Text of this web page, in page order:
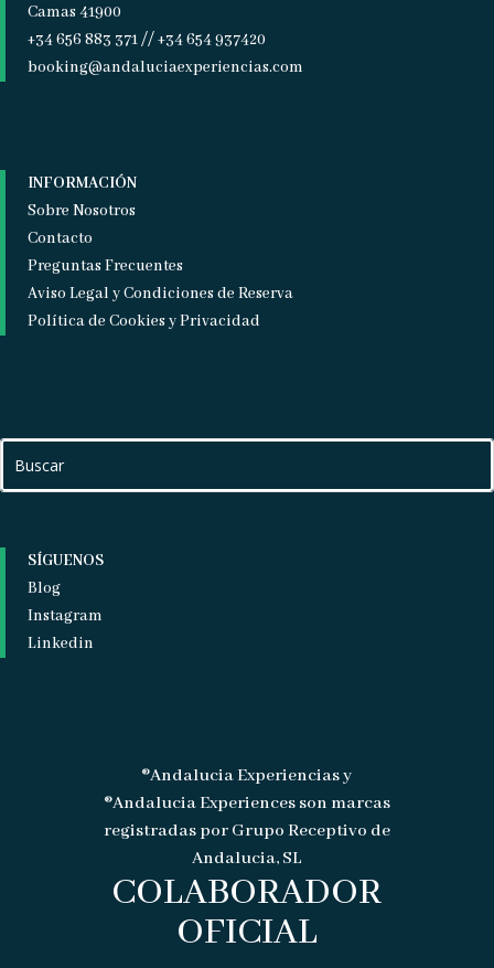
Camas 41900
+34 656 883 371 // +34 654 937420
booking@andaluciaexperiencias.com
INFORMACIÓN
Sobre Nosotros
Contacto
Preguntas Frecuentes
Aviso Legal y Condiciones de Reserva
Política de Cookies y Privacidad
SÍGUENOS
Blog
Instagram
Linkedin
®Andalucia Experiencias y
®Andalucia Experiences son marcas
registradas por Grupo Receptivo de
Andalucia, SL
COLABORADOR
OFICIAL